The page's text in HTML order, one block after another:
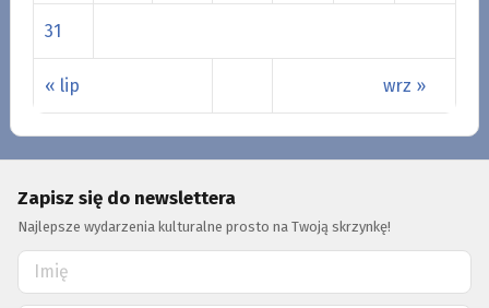
« lip wrz »
31
Zapisz się do newslettera
Najlepsze wydarzenia kulturalne prosto na Twoją skrzynkę!